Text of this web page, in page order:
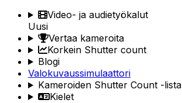
Video- ja audietyökalut
Uusi
Vertaa kameroita
Korkein Shutter count
Blogi
Valokuvaussimulaattori
Kameroiden Shutter Count -lista
Kielet